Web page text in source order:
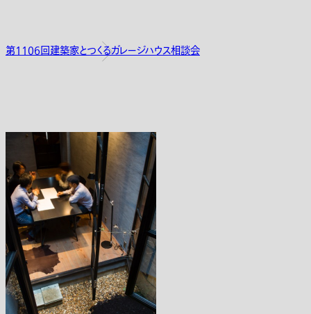
第1106回建築家とつくるガレージハウス相談会